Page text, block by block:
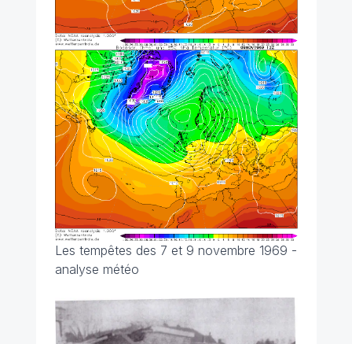
Les tempêtes des 7 et 9 novembre 1969 -
analyse météo